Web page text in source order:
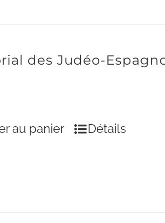
des Judéo-
au panier Détails